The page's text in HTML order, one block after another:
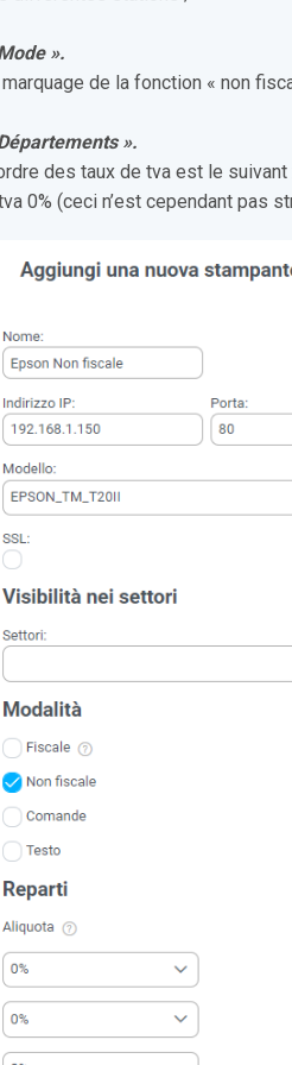
».
marquage de la fonction « non
».
des taux de tva est le
0% (ceci n’est cependant pas